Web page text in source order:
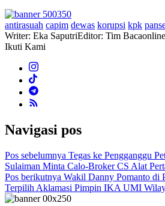
antirasuah capim dewas korupsi kpk
Writer: Eka SaputriEditor: Tim Bacaonline
Ikuti Kami
Navigasi pos
Pos sebelumnya Tegas ke Pengganggu
Sulaiman Minta Calo-Broker CS Alat
Pos berikutnya Wakil Danny Pomanto di
Terpilih Aklamasi Pimpin IKA UMI